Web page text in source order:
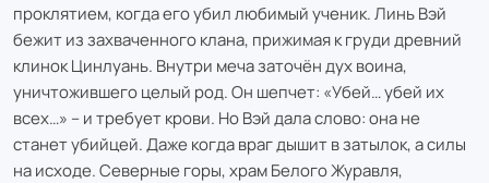
проклятием, когда его убил любимый ученик. Линь Вэй
бежит из захваченного клана, прижимая к груди древний
клинок Цинлуань. Внутри меча заточён дух воина,
уничтожившего целый род. Он шепчет: «Убей… убей их
всех…» – и требует крови. Но Вэй дала слово: она не
станет убийцей. Даже когда враг дышит в затылок, а силы
на исходе. Северные горы, храм Белого Журавля,